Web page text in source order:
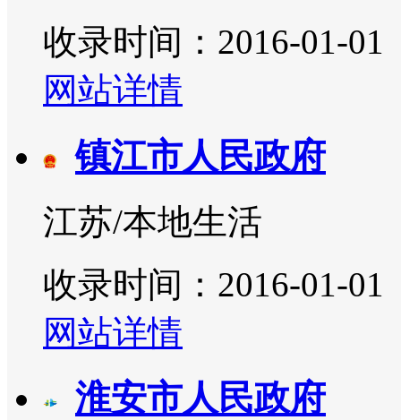
收录时间：2016-01-01
网站详情
镇江市人民政府
江苏/本地生活
收录时间：2016-01-01
网站详情
淮安市人民政府